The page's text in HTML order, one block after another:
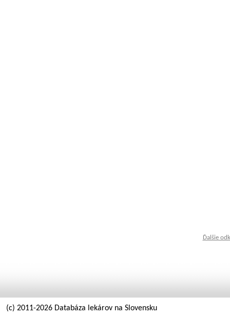
Ďalšie
(c) 2011-2026 Databáza lekárov na Slovensku